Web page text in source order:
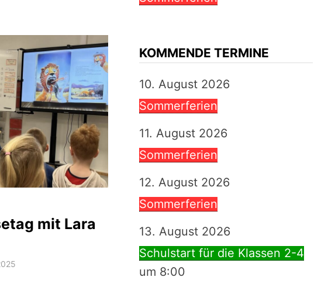
mit Lara
KOMMENDE TERMINE
10. August 2026
Sommerferien
11. August 2026
Sommerferien
12. August 2026
Sommerferien
13. August 2026
Schulstart für die Klassen 2-4
um 8:00